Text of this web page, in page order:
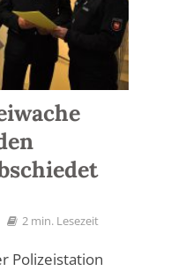
2 min. Lesezeit
Polizeistation